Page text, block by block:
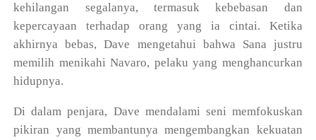
kehilangan segalanya, termasuk kebebasan dan
kepercayaan terhadap orang yang ia cintai. Ketika
akhirnya bebas, Dave mengetahui bahwa Sana justru
memilih menikahi Navaro, pelaku yang menghancurkan
hidupnya.
Di dalam penjara, Dave mendalami seni memfokuskan
pikiran yang membantunya mengembangkan kekuatan